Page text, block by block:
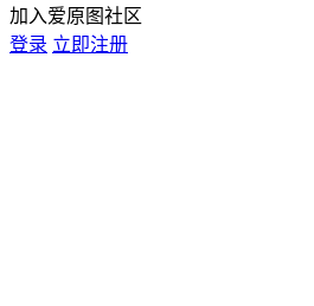
加入爱原图社区
登录 立即注册